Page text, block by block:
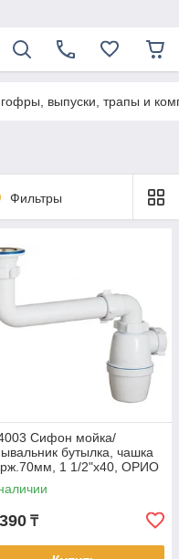
выпуски, трапы и
Фильтры
Сифон мойка/
бутылка, чашка
1 1/2"х40, ОРИО
СЛИВ (32)
₸